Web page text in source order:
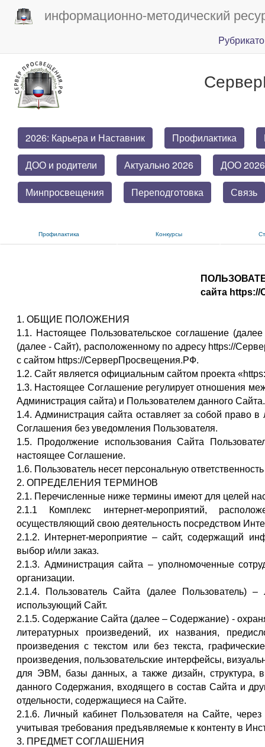
информационно-методический
2026: Карьера и Наставник Профилактика
ДОО и родители
Актуально 2026
ДОО 2026
Минпросвещения
Переподготовка Связь
Прoфилактика Конкурсы
сайта
1. ОБЩИЕ ПОЛОЖЕНИЯ
1.1. Настоящее Пользовательское соглашение
(далее - Сайт), расположенному по адресу https://
с сайтом https://СерверПросвещения.РФ.
1.2. Сайт является официальным сайтом проекта
1.3. Настоящее Соглашение регулирует отношения
Администрация сайта) и Пользователем данного Сайта.
1.4. Администрация сайта оставляет за собой право
Соглашения без уведомления Пользователя.
1.5. Продолжение использования Сайта
настоящее Соглашение.
1.6. Пользователь несет персональную
2. ОПРЕДЕЛЕНИЯ ТЕРМИНОВ
2.1. Перечисленные ниже термины имеют для целей
2.1.1 Комплекс интернет-мероприятий,
осуществляющий свою деятельность посредством
2.1.2. Интернет-мероприятие – сайт, содержащий
выбор и/или заказ.
2.1.3. Администрация сайта – уполномоченные
организации.
2.1.4. Пользователь Сайта (далее Пользователь)
использующий Сайт.
2.1.5. Содержание Сайта (далее – Содержание) -
литературных произведений, их названия,
произведения с текстом или без текста,
произведения, пользовательские интерфейсы,
для ЭВМ, базы данных, а также дизайн, структура,
данного Содержания, входящего в состав Сайта и
отдельности, содержащиеся на Сайте.
2.1.6. Личный кабинет Пользователя на Сайте,
учитывая требования предъявляемые к контенту в
3. ПРЕДМЕТ СОГЛАШЕНИЯ